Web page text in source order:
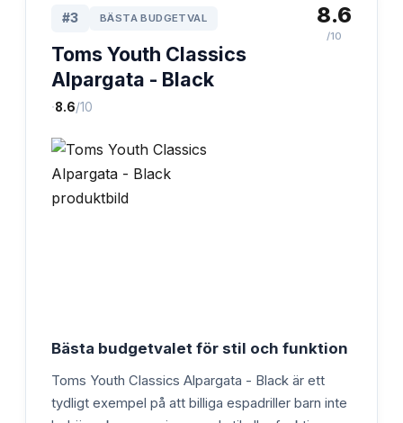
#3 BÄSTA BUDGETVAL
Toms Youth Classics
Alpargata - Black
·8.6/10
8.6
/10
Bästa budgetvalet för stil och funktion
Toms Youth Classics Alpargata - Black är ett
tydligt exempel på att billiga espadriller barn inte